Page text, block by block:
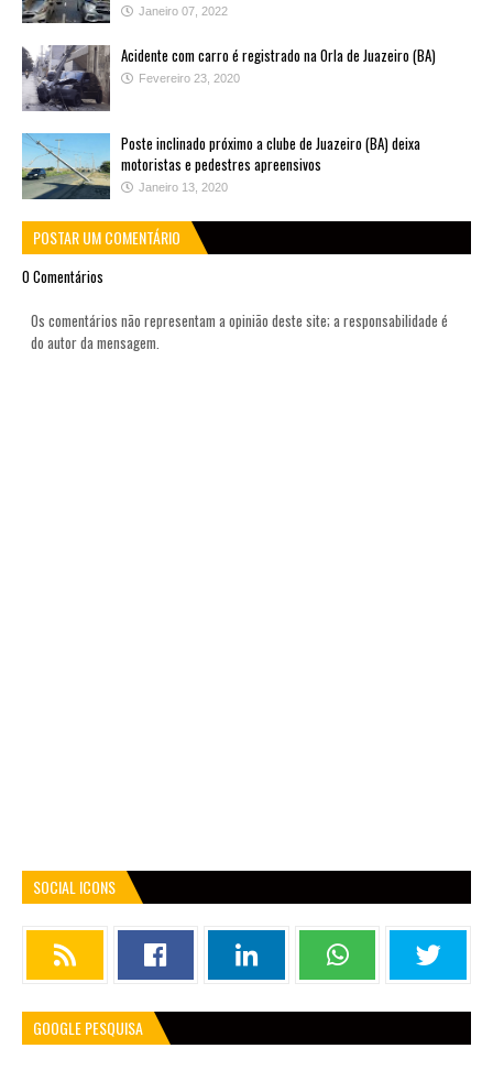
Janeiro 07, 2022
Acidente com carro é registrado na Orla de Juazeiro (BA)
Fevereiro 23, 2020
Poste inclinado próximo a clube de Juazeiro (BA) deixa
motoristas e pedestres apreensivos
Janeiro 13, 2020
POSTAR UM COMENTÁRIO
0 Comentários
Os comentários não representam a opinião deste site; a responsabilidade é
do autor da mensagem.
SOCIAL ICONS
GOOGLE PESQUISA